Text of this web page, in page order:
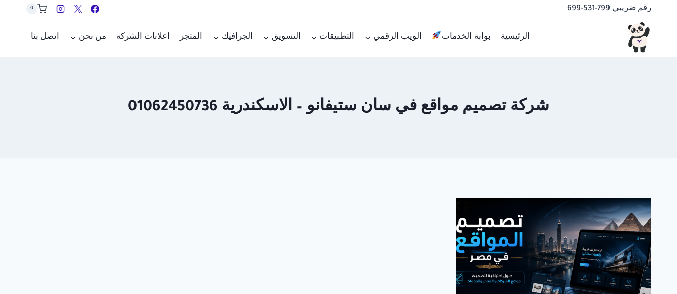
المحتوى
رقم ضريبي 799-531-699 0
الرئيسية بوابة الخدمات الويب الرقمي التطبيقات التسويق الجرافيك المتجر اعلانات الشركة من نحن اتصل بنا
شركة تصميم مواقع في سان ستيفانو – الاسكندرية 01062450736